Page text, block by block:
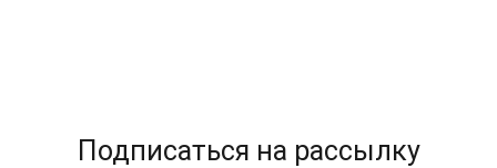
Подписаться на рассылку